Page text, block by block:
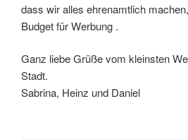
dass wir alles ehrenamtlich
Budget für Werbung .
Ganz liebe Grüße vom kleinsten
Stadt.
Sabrina, Heinz und Daniel